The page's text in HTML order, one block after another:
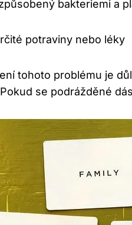
bakteriemi a
potraviny nebo léky
tohoto problému je
se podrážděné